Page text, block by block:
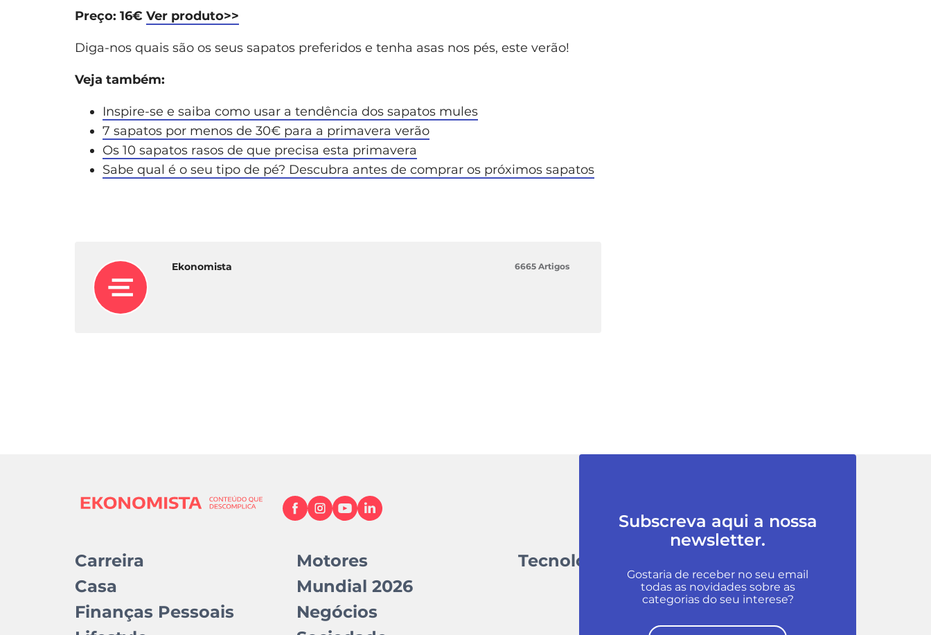
Preço: 16€ Ver produto>>
Diga-nos quais são os seus sapatos preferidos e tenha asas nos pés, este verão!
Veja também:
Inspire-se e saiba como usar a tendência dos sapatos mules
7 sapatos por menos de 30€ para a primavera verão
Os 10 sapatos rasos de que precisa esta primavera
Sabe qual é o seu tipo de pé? Descubra antes de comprar os próximos sapatos
Ekonomista 6665 Artigos
Carreira
Casa
Finanças Pessoais
Motores
Mundial 2026
Negócios
Tecnologia
Subscreva aqui a nossa
newsletter.
Gostaria de receber no seu email
todas as novidades sobre as
categorias do seu interese?